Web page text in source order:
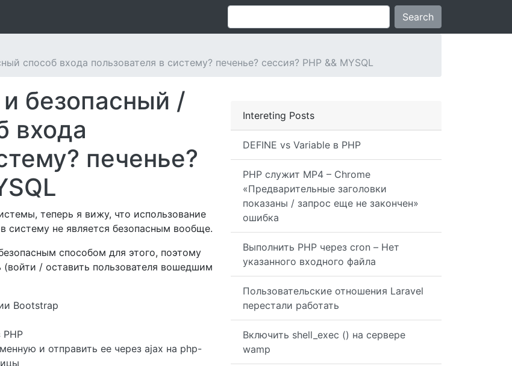
Search
способ входа пользователя в систему? печенье? сессия? PHP && MYSQL
Intereting Posts
DEFINE vs Variable в PHP
PHP служит MP4 – Chrome
«Предварительные заголовки
показаны / запрос еще не закончен»
ошибка
Выполнить PHP через cron – Нет
указанного входного файла
Пользовательские отношения Laravel
перестали работать
Включить shell_exec () на сервере
wamp
безопасный /
входа
печенье?
теперь я вижу, что использование
систему не является безопасным вообще.
способом для этого, поэтому
/ оставить пользователя вошедшим
Bootstrap
и отправить ее через ajax на php-